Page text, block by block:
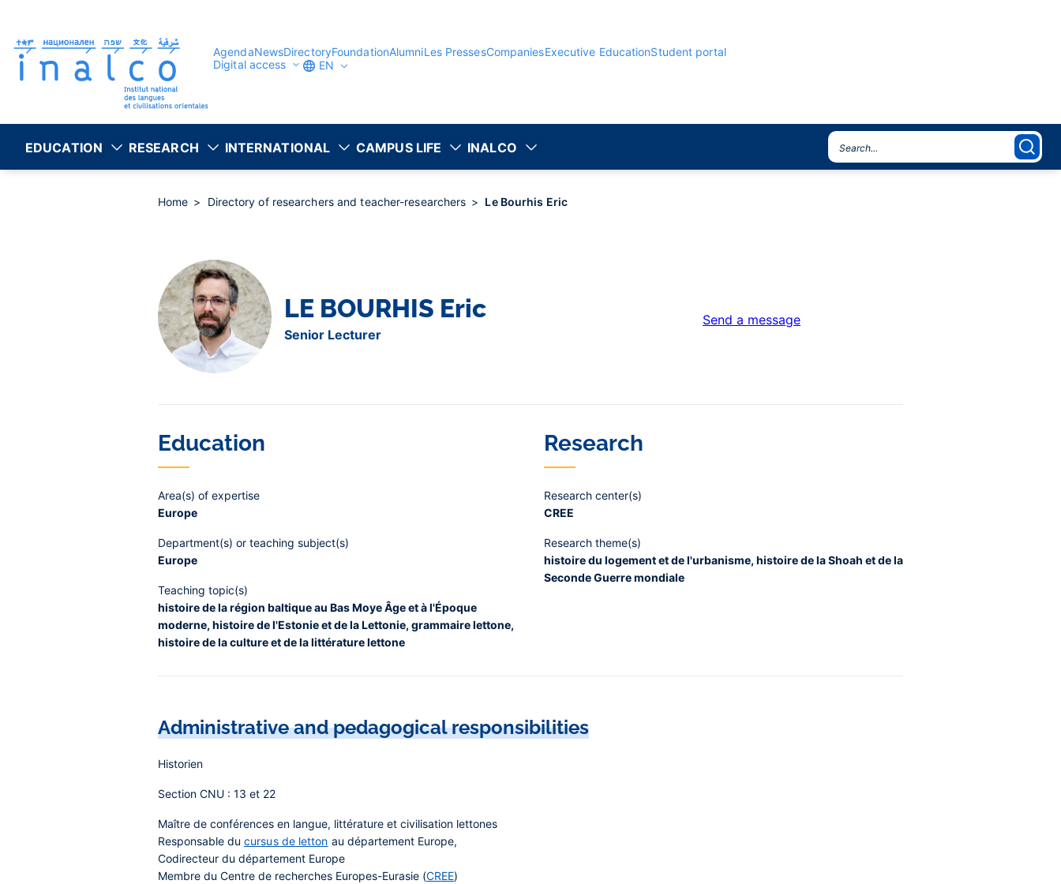
content
AgendaNewsDirectoryFoundationAlumniLes PressesCompaniesExecutive EducationStudent portal
Digital access
EN
EDUCATION RESEARCH INTERNATIONAL CAMPUS LIFE INALCO
Home Directory of researchers and teacher-researchers Le Bourhis Eric
LE BOURHIS Eric
Senior Lecturer
Send a message
Education
Area(s) of expertise
Europe
Department(s) or teaching subject(s)
Europe
Teaching topic(s)
histoire de la région baltique au Bas Moye Âge et à l'Époque
moderne, histoire de l'Estonie et de la Lettonie, grammaire lettone,
histoire de la culture et de la littérature lettone
Research
Research center(s)
CREE
Research theme(s)
histoire du logement et de l'urbanisme, histoire de la Shoah et de la
Seconde Guerre mondiale
Administrative and pedagogical responsibilities
Historien
Section CNU : 13 et 22
Maître de conférences en langue, littérature et civilisation lettones
Responsable du cursus de letton au département Europe,
Codirecteur du département Europe
Membre du Centre de recherches Europes-Eurasie (CREE)